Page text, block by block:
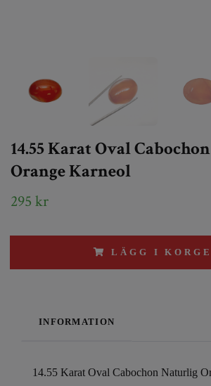
14.55 Karat Oval
Orange Karneol
295 kr
LÄGG I
INFORMATION
14.55 Karat Oval Cabochon Naturlig